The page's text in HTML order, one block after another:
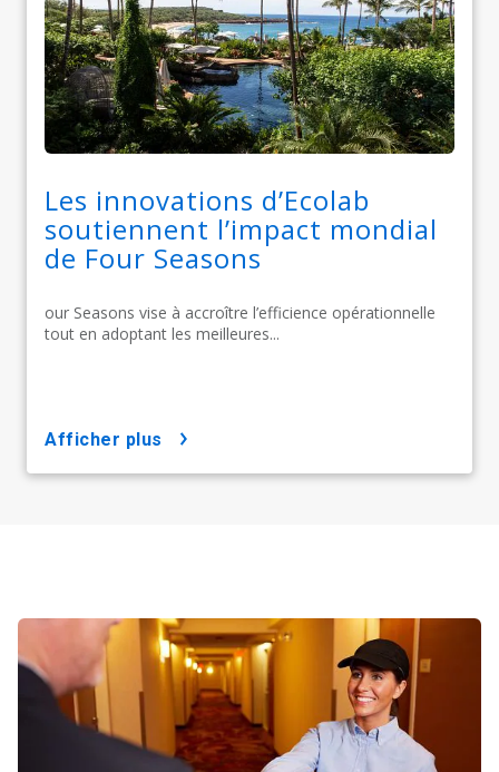
Les innovations d’Ecolab
soutiennent l’impact mondial
de Four Seasons
our Seasons vise à accroître l’efficience opérationnelle
tout en adoptant les meilleures...
afficher plus